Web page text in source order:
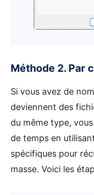
Méthode 2. Par
Si vous avez de
deviennent des
du même type,
de temps en
spécifiques pour
masse. Voici les